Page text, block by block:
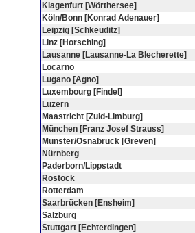
Klagenfurt [Wörthersee]
Köln/Bonn [Konrad Adenauer]
Leipzig [Schkeuditz]
Linz [Horsching]
Lausanne [Lausanne-La Blecherette]
Locarno
Lugano [Agno]
Luxembourg [Findel]
Luzern
Maastricht [Zuid-Limburg]
München [Franz Josef Strauss]
Münster/Osnabrück [Greven]
Nürnberg
Paderborn/Lippstadt
Rostock
Rotterdam
Saarbrücken [Ensheim]
Salzburg
Stuttgart [Echterdingen]